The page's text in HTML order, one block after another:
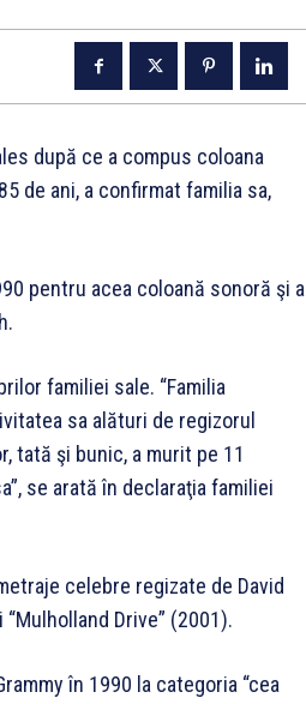
după ce a compus coloana
de ani, a confirmat familia sa,
pentru acea coloană sonoră şi a
familiei sale. “Familia
sa alături de regizorul
tată şi bunic, a murit pe 11
se arată în declaraţia familiei
celebre regizate de David
Drive” (2001).
în 1990 la categoria “cea